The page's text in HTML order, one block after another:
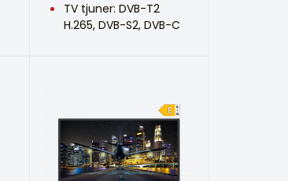
TV tjuner: DVB-T2
H.265, DVB-S2, DVB-C